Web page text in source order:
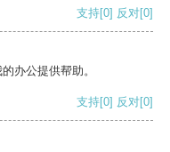
支持[0] 反对[0]
办公提供帮助。
支持[0] 反对[0]